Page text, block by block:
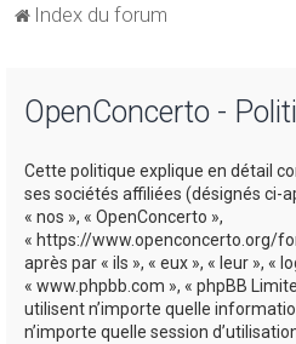
Index du forum
OpenConcerto -
Cette politique explique en détail
ses sociétés affiliées (désignés ci-
« nos », « OpenConcerto »,
« https://www.openconcerto.org/
après par « ils », « eux », « leur », «
« www.phpbb.com », « phpBB
utilisent n’importe quelle
n’importe quelle session